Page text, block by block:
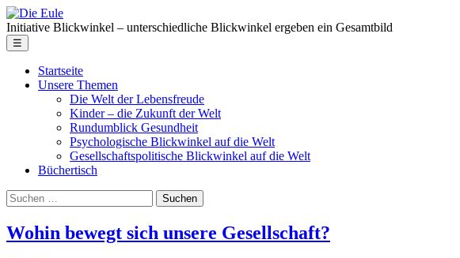
Skip
to
the
content
Die
Eule
Initiative Blickwinkel – unterschiedliche Blickwinkel ergeben ein Gesamtbild
☰
Startseite
Unsere Themen
Die Welt der Lebensfreude
Kinder – die Zukunft der Welt
Rundumblick Gesundheit
Psychologische Blickwinkel auf die Welt
Gesellschaftspolitische Blickwinkel auf die Welt
Büchertisch
Suche
nach:
Wohin bewegt sich unsere Gesellschaft?